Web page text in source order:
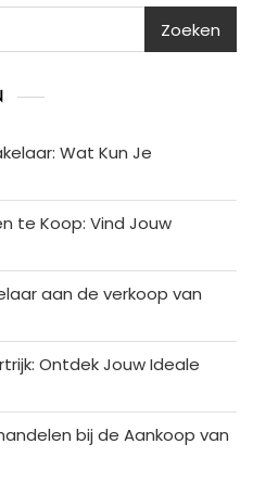
Zoeken
Wat Kun Je
te Koop: Vind Jouw
aan de verkoop van
Ontdek Jouw Ideale
bij de Aankoop van